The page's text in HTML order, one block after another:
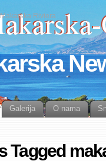
Riviera
Galerija O nama
Tagged